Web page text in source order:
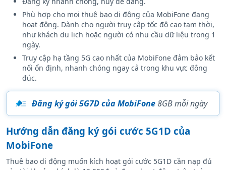
Giá cước: Chỉ12.000 đồng/24 giờsử dụng.
Đăng ký nhanh chóng, hủy dễ dàng.
Phù hợp cho mọi thuê bao di động của MobiFone đang
hoạt động. Dành cho người truy cập tốc độ cao tạm thời,
như khách du lịch hoặc người có nhu cầu dữ liệu trong 1
ngày.
Truy cập hạ tầng 5G cao nhất của MobiFone đảm bảo kết
nối ổn định, nhanh chóng ngay cả trong khu vực đông
đúc.
Đăng ký gói 5G7D của MobiFone8GB mỗi ngày
Hướng dẫn đăng ký gói cước 5G1D của
MobiFone